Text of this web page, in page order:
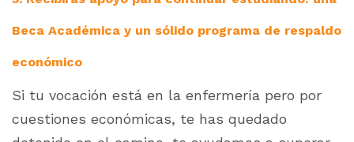
Beca Académica y un sólido programa de respaldo
económico
Si tu vocación está en la enfermería pero por
cuestiones económicas, te has quedado